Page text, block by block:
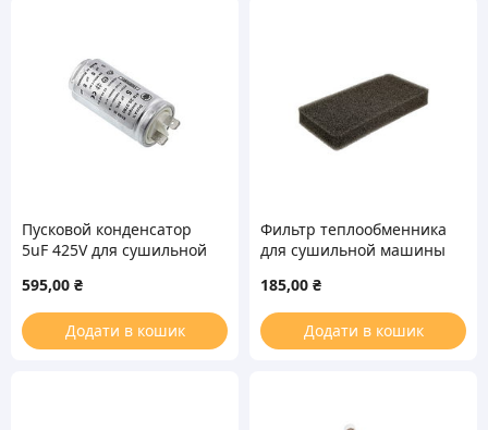
Пусковой конденсатор
5uF 425V для сушильной
Electrolux 1250020516
595,00 ₴
Додати в кошик
Фильтр теплообменника
для сушильной машины
185,00 ₴
Додати в кошик